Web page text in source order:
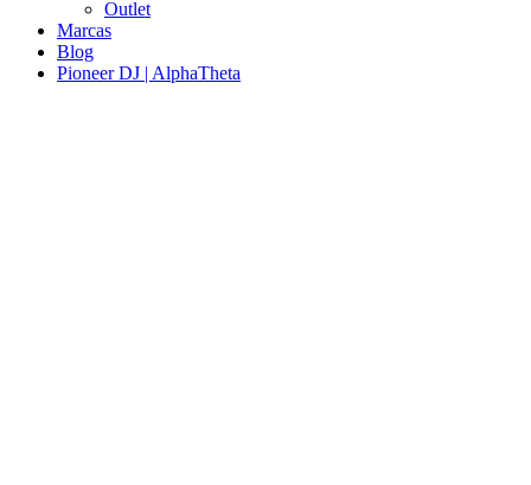
Outlet
Marcas
Blog
Pioneer DJ | AlphaTheta